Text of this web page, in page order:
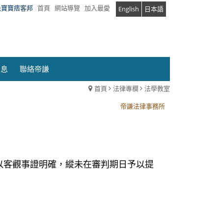
寶痞客邦 首頁 網站導覽 加入最愛 English 日本語
聯絡帝謙
首頁 法律專欄
法學教室
帝謙法律事務所
觀事證明確，縱未在審判期日予以提